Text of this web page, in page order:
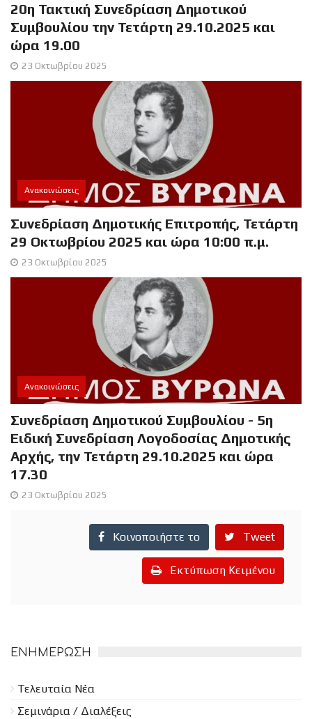
20η Τακτική Συνεδρίαση Δημοτικού
Συμβουλίου την Τετάρτη 29.10.2025 και
ώρα 19.00
23 Οκτωβρίου 2025
Ανακοινώσεις
Συνεδρίαση Δημοτικής Επιτροπής, Τετάρτη
29 Οκτωβρίου 2025 και ώρα 10:00 π.μ.
23 Οκτωβρίου 2025
Ανακοινώσεις
Συνεδρίαση Δημοτικού Συμβουλίου - 5η
Ειδική Συνεδρίαση Λογοδοσίας Δημοτικής
Αρχής, την Τετάρτη 29.10.2025 και ώρα
17.30
23 Οκτωβρίου 2025
Κοινοποιήστε το Tweet
Εκτύπωση Κειμένου
ΕΝΗΜΈΡΩΣΗ
Τελευταία Νέα
Σεμινάρια / Διαλέξεις